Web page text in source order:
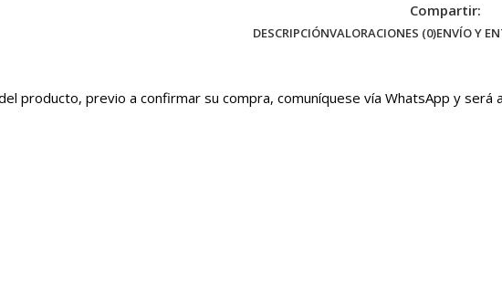
Compartir:
DESCRIPCIÓNVALORACIONES (0)ENVÍO Y
producto, previo a confirmar su compra, comuníquese vía WhatsApp y